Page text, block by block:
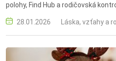
polohy, Find Hub a rodičovská
sa vracia, biele šaty, romantický
romantika, emócie, zimná svadba,
Hartig, návrat starej lásky,
28.01.2026 Láska, vzťahy a